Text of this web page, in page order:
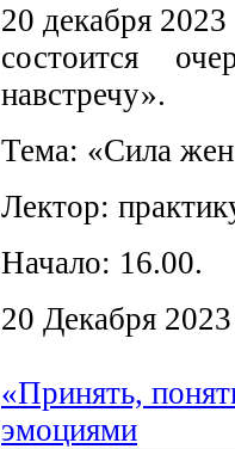
20 декабря
состоится
навстречу».
Тема: «Сила
Лектор:
Начало: 16.00.
20 Декабря 2023
«Принять,
эмоциями